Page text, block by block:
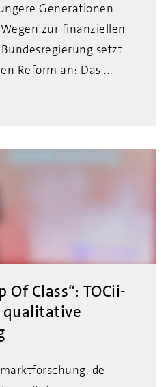
Generationen
zur finanziellen
setzt
Reform an: Das ...
Of Class“: TOCii-
qualitative
de